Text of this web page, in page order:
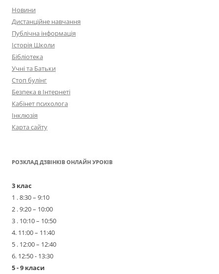
Новини
Дистанційне навчання
Публічна інформація
Історія Школи
Бібліотека
Учні та Батьки
Стоп булінг
Безпека в Інтернеті
Кабінет психолога
Інклюзія
Карта сайту
РОЗКЛАД ДЗВІНКІВ ОНЛАЙН УРОКІВ
3 клас
1 . 8:30 – 9:10
2 . 9:20 – 10:00
3 . 10:10 – 10:50
4. 11:00 – 11:40
5 . 12:00 – 12:40
6. 12:50 - 13:30
5 - 9 класи